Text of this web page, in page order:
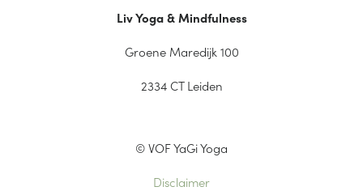
Liv Yoga & Mindfulness
Groene Maredijk 100
2334 CT Leiden
© VOF YaGi Yoga
Disclaimer